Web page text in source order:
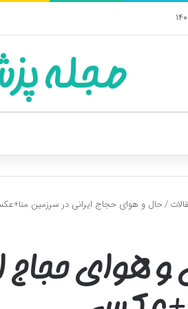
مجله
/حال و هوای حجاج ایرانی در سرزمین
و هوای حجاج